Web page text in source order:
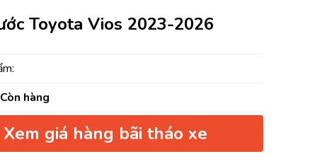
Toyota Vios 2023-2026
Còn hàng
Xem giá hàng bãi tháo xe